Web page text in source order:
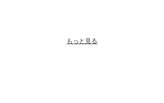
もっと見る